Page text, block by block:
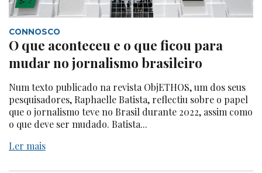
CONNOSCO
O que aconteceu e o que ficou para
mudar no jornalismo brasileiro
Num texto publicado na revista ObjETHOS, um dos seus
pesquisadores, Raphaelle Batista, reflectiu sobre o papel
que o jornalismo teve no Brasil durante 2022, assim como
o que deve ser mudado. Batista...
Ler mais